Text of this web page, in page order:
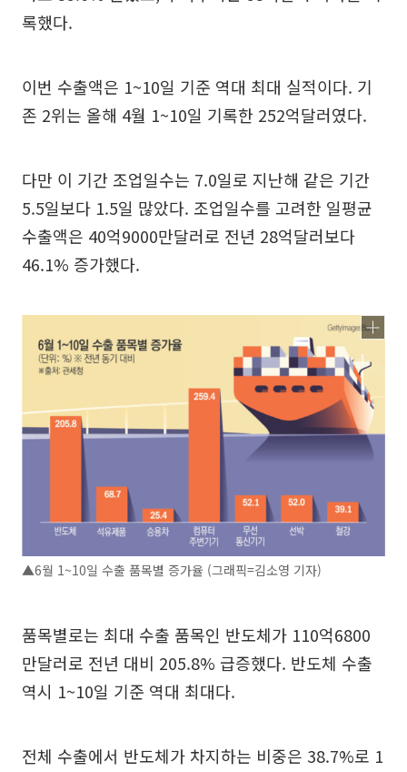
록했다.
이번 수출액은 1~10일 기준 역대 최대 실적이다. 기
존 2위는 올해 4월 1~10일 기록한 252억달러였다.
다만 이 기간 조업일수는 7.0일로 지난해 같은 기간
5.5일보다 1.5일 많았다. 조업일수를 고려한 일평균
수출액은 40억9000만달러로 전년 28억달러보다
46.1% 증가했다.
▲6월 1~10일 수출 품목별 증가율 (그래픽=김소영 기자)
품목별로는 최대 수출 품목인 반도체가 110억6800
만달러로 전년 대비 205.8% 급증했다. 반도체 수출
역시 1~10일 기준 역대 최대다.
전체 수출에서 반도체가 차지하는 비중은 38.7%로 1